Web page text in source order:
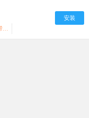
安装
宝宝健康，妈妈快乐，妈咪宝贝帮您。